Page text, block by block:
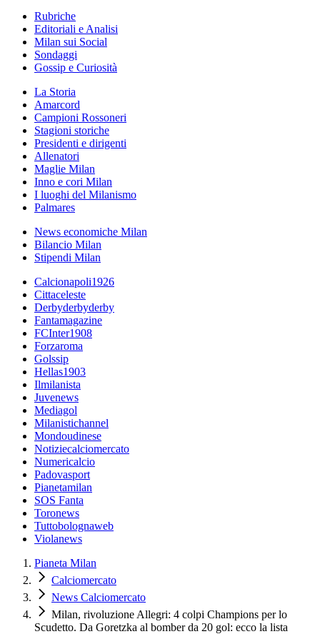
Rubriche
Editoriali e Analisi
Milan sui Social
Sondaggi
Gossip e Curiosità
La Storia
Amarcord
Campioni Rossoneri
Stagioni storiche
Presidenti e dirigenti
Allenatori
Maglie Milan
Inno e cori Milan
I luoghi del Milanismo
Palmares
News economiche Milan
Bilancio Milan
Stipendi Milan
Calcionapoli1926
Cittaceleste
Derbyderbyderby
Fantamagazine
FCInter1908
Forzaroma
Golssip
Hellas1903
Ilmilanista
Juvenews
Mediagol
Milanistichannel
Mondoudinese
Notiziecalciomercato
Numericalcio
Padovasport
Pianetamilan
SOS Fanta
Toronews
Tuttobolognaweb
Violanews
Pianeta Milan
Calciomercato
News Calciomercato
Milan, rivoluzione Allegri: 4 colpi Champions per lo
Scudetto. Da Goretzka al bomber da 20 gol: ecco la lista